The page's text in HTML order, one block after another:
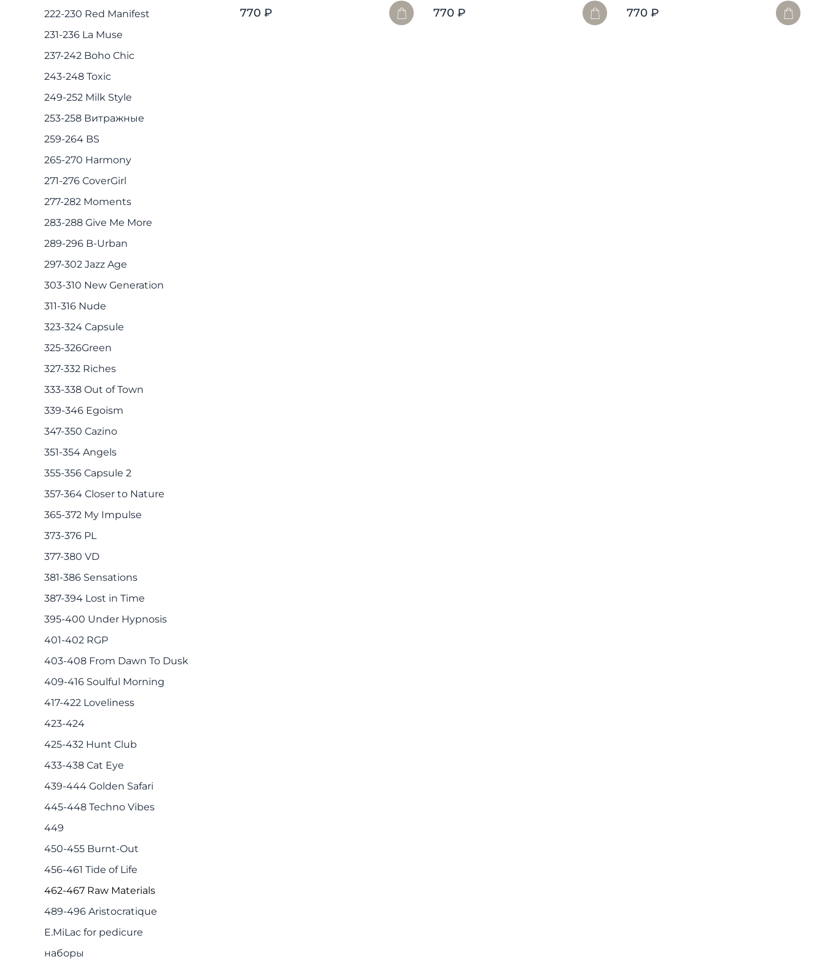
770 ₽ 770 ₽ 770 ₽
222-230 Red Manifest
231-236 La Muse
237-242 Boho Chic
243-248 Toxic
249-252 Milk Style
253-258 Витражные
259-264 BS
265-270 Harmony
271-276 CoverGirl
277-282 Moments
283-288 Give Me More
289-296 B-Urban
297-302 Jazz Age
303-310 New Generation
311-316 Nude
323-324 Capsule
325-326Green
327-332 Riches
333-338 Out of Town
339-346 Egoism
347-350 Cazino
351-354 Angels
355-356 Capsule 2
357-364 Closer to Nature
365-372 My Impulse
373-376 PL
377-380 VD
381-386 Sensations
387-394 Lost in Time
395-400 Under Hypnosis
401-402 RGP
403-408 From Dawn To Dusk
409-416 Soulful Morning
417-422 Loveliness
423-424
425-432 Hunt Club
433-438 Сat Eye
439-444 Golden Safari
445-448 Techno Vibes
449
450-455 Burnt-Out
456-461 Tide of Life
462-467 Raw Materials
489-496 Aristocratique
E.MiLac for pedicure
наборы